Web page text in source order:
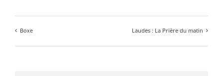
Boxe Laudes : La Prière du matin